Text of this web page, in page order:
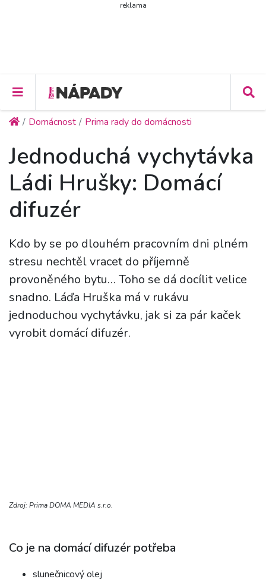
reklama
Domácnost Prima rady do domácnosti
Jednoduchá vychytávka
Ládi Hrušky: Domácí
difuzér
Kdo by se po dlouhém pracovním dni plném
stresu nechtěl vracet do příjemně
provoněného bytu… Toho se dá docílit velice
snadno. Láďa Hruška má v rukávu
jednoduchou vychytávku, jak si za pár kaček
vyrobit domácí difuzér.
Zdroj: Prima DOMA MEDIA s.r.o.
Co je na domácí difuzér potřeba
slunečnicový olej